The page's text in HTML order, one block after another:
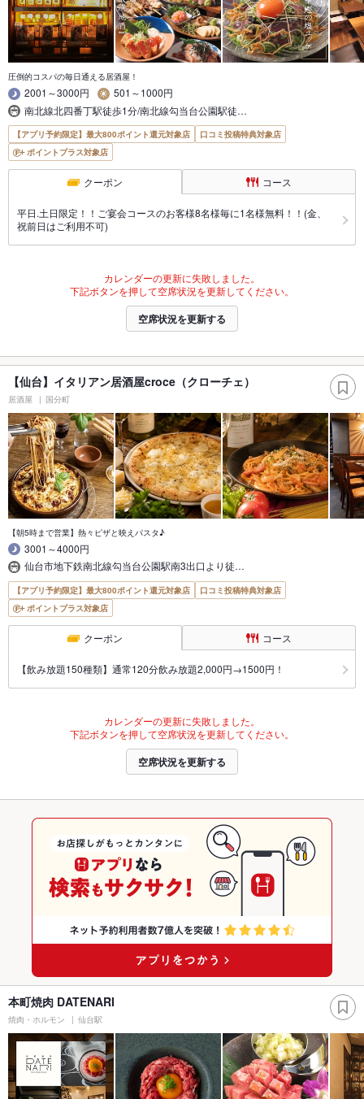
圧倒的コスパの毎日通える居酒屋！
2001～3000円
501～1000円
南北線北四番丁駅徒歩1分/南北線勾当台公園駅徒…
【アプリ予約限定】最大800ポイント還元対象店
口コミ投稿特典対象店
ポイントプラス対象店
クーポン コース
平日.土日限定！！ご宴会コースのお客様8名様毎に1名様無料！！(金、
祝前日はご利用不可)
カレンダーの更新に失敗しました。
下記ボタンを押して空席状況を更新してください。
空席状況を更新する
【仙台】イタリアン居酒屋croce（クローチェ）
居酒屋 国分町
【朝5時まで営業】熱々ピザと映えパスタ♪
3001～4000円
仙台市地下鉄南北線勾当台公園駅南3出口より徒…
【アプリ予約限定】最大800ポイント還元対象店
口コミ投稿特典対象店
ポイントプラス対象店
クーポン コース
【飲み放題150種類】通常120分飲み放題2,000円→1500円！
カレンダーの更新に失敗しました。
下記ボタンを押して空席状況を更新してください。
空席状況を更新する
本町焼肉 DATENARI
焼肉・ホルモン 仙台駅